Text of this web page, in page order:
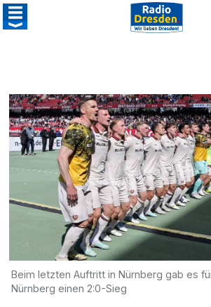
Beim letzten Auftritt in Nürnberg gab es
Nürnberg einen 2:0-Sieg